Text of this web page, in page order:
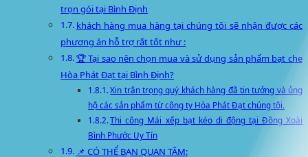
trọn gói tại Bình Định
khách hàng mua hàng tại chúng tôi sẽ nhận được các
phương án hỗ trợ rất tốt như :
🏆 Tại sao nên chọn mua và sử dụng sản phẩm bạt che
Hòa Phát Đạt tại Bình Định?
Xin trân trọng quý khách hàng đã tin tưởng và ủng
hộ các sản phẩm từ công ty Hòa Phát Đạt chúng tôi.
Thi công Mái xếp bạt kéo di động tại Đồng Xoài
Bình Phước Uy Tín
📌 CÓ THỂ BẠN QUAN TÂM: